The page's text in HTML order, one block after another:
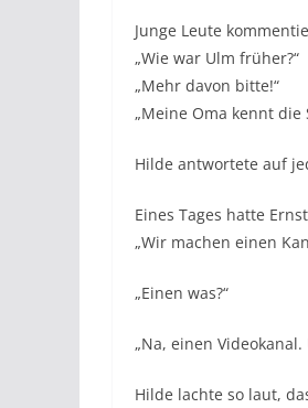
Junge Leute
„Wie war Ulm früher?“
„Mehr davon bitte!“
„Meine Oma kennt die
Hilde antwortete auf
Eines Tages hatte
„Wir machen einen
„Einen was?“
„Na, einen
Hilde lachte so laut,